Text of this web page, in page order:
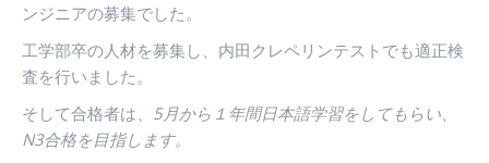
ンジニアの募集でした。
工学部卒の人材を募集し、内田クレペリンテストでも適正検
査を行いました。
そして合格者は、 5月から１年間日本語学習をしてもらい、
N3合格を目指します。